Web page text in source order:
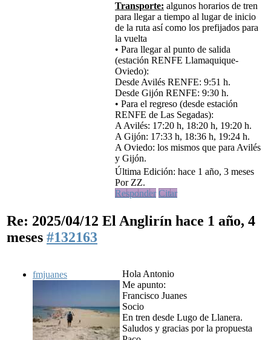
Transporte: algunos horarios de tren
para llegar a tiempo al lugar de inicio
de la ruta así como los prefijados para
la vuelta
• Para llegar al punto de salida
(estación RENFE Llamaquique-
Oviedo):
Desde Avilés RENFE: 9:51 h.
Desde Gijón RENFE: 9:30 h.
• Para el regreso (desde estación
RENFE de Las Segadas):
A Avilés: 17:20 h, 18:20 h, 19:20 h.
A Gijón: 17:33 h, 18:36 h, 19:24 h.
A Oviedo: los mismos que para Avilés
y Gijón.
Última Edición: hace 1 año, 3 meses
Por ZZ.
Responder Citar
Re: 2025/04/12 El Anglirín hace 1 año, 4
meses #132163
fmjuanes
Hola Antonio
Me apunto:
Francisco Juanes
Socio
En tren desde Lugo de Llanera.
Saludos y gracias por la propuesta